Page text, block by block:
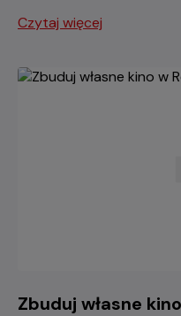
Czytaj więcej
Zbuduj własne